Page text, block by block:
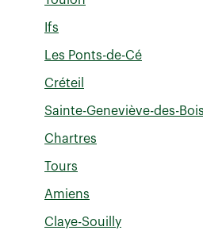
Ifs
Les Ponts-de-Cé
Créteil
Sainte-Geneviève-des-Bois
Chartres
Tours
Amiens
Claye-Souilly